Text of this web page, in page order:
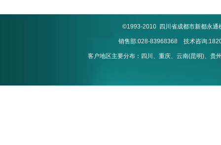
©1993-2010 四川省成都市新都永
销售部:028-83968368 技术咨询
客户地区主要分布：四川、重庆、云南(昆明)、贵